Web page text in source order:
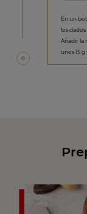
En un
los
Añadir la
unos 15